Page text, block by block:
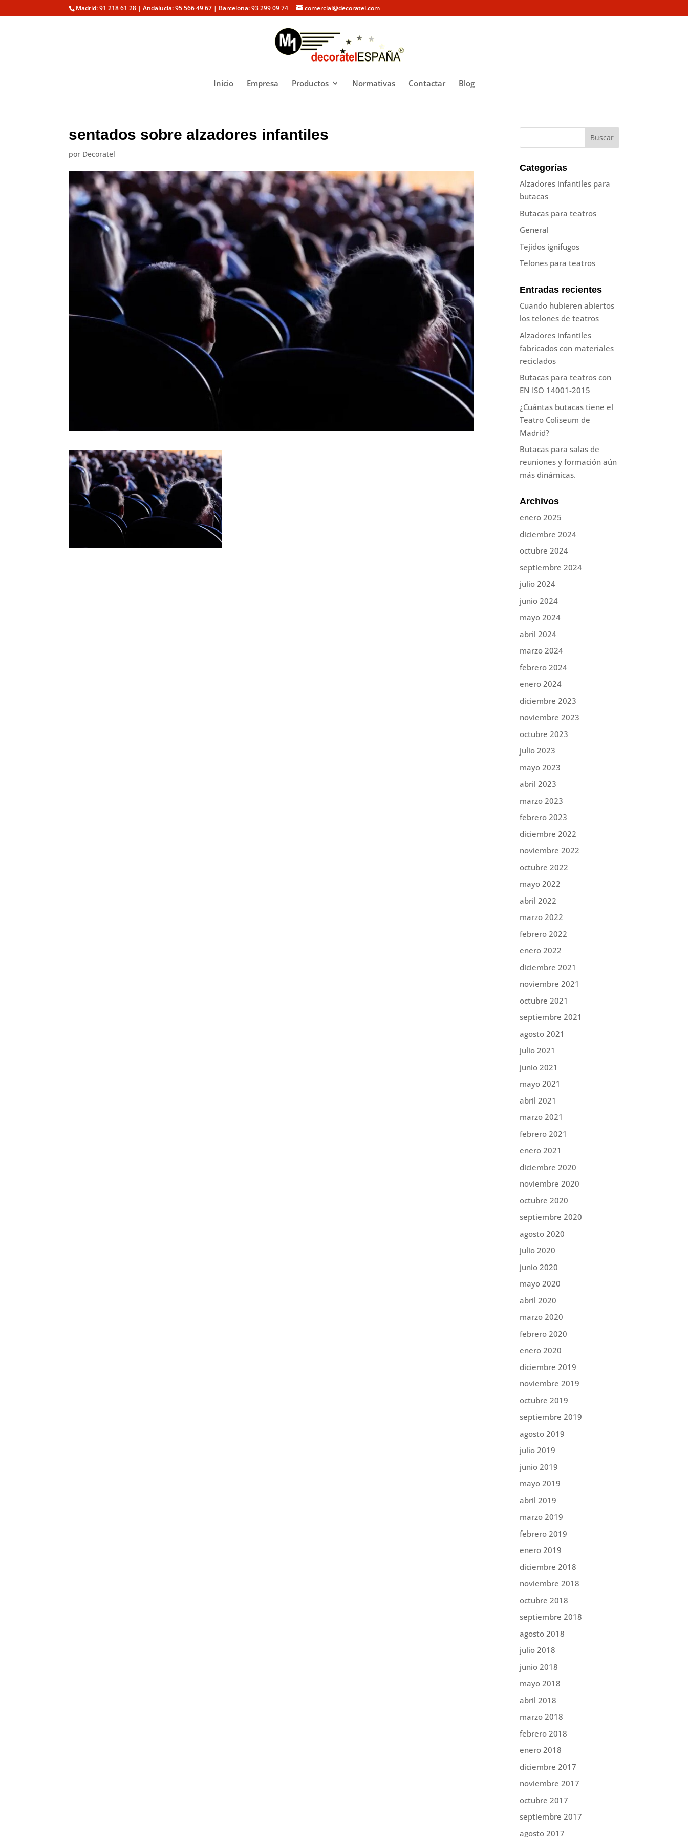
Madrid: 91 218 61 28 | Andalucía: 95 566 49 67 | Barcelona: 93 299 09 74 comercial@decoratel.com
Inicio Empresa Productos Normativas Contactar Blog
sentados sobre alzadores infantiles
por Decoratel
Categorías
Alzadores infantiles para
butacas
Butacas para teatros
General
Tejidos ignífugos
Telones para teatros
Entradas recientes
Cuando hubieren abiertos
los telones de teatros
Alzadores infantiles
fabricados con materiales
reciclados
Butacas para teatros con
EN ISO 14001-2015
¿Cuántas butacas tiene el
Teatro Coliseum de
Madrid?
Butacas para salas de
reuniones y formación aún
más dinámicas.
Archivos
enero 2025
diciembre 2024
octubre 2024
septiembre 2024
julio 2024
junio 2024
mayo 2024
abril 2024
marzo 2024
febrero 2024
enero 2024
diciembre 2023
noviembre 2023
octubre 2023
julio 2023
mayo 2023
abril 2023
marzo 2023
febrero 2023
diciembre 2022
noviembre 2022
octubre 2022
mayo 2022
abril 2022
marzo 2022
febrero 2022
enero 2022
diciembre 2021
noviembre 2021
octubre 2021
septiembre 2021
agosto 2021
julio 2021
junio 2021
mayo 2021
abril 2021
marzo 2021
febrero 2021
enero 2021
diciembre 2020
noviembre 2020
octubre 2020
septiembre 2020
agosto 2020
julio 2020
junio 2020
mayo 2020
abril 2020
marzo 2020
febrero 2020
enero 2020
diciembre 2019
noviembre 2019
octubre 2019
septiembre 2019
agosto 2019
julio 2019
junio 2019
mayo 2019
abril 2019
marzo 2019
febrero 2019
enero 2019
diciembre 2018
noviembre 2018
octubre 2018
septiembre 2018
agosto 2018
julio 2018
junio 2018
mayo 2018
abril 2018
marzo 2018
febrero 2018
enero 2018
diciembre 2017
noviembre 2017
octubre 2017
septiembre 2017
agosto 2017